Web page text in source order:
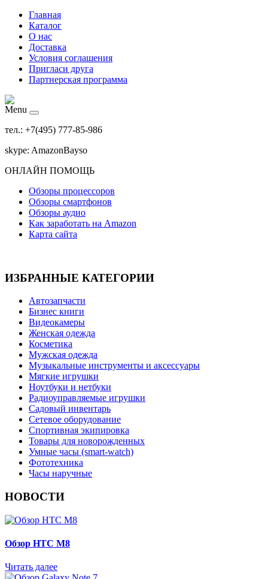
Главная
Каталог
О нас
Доставка
Условия соглашения
Пригласи друга
Партнерская программа
Menu
тел.: +7(495) 777-85-986
skype: AmazonBayso
ОНЛАЙН ПОМОЩЬ
Обзоры процессоров
Обзоры смартфонов
Обзоры аудио
Как заработать на Amazon
Карта сайта
ИЗБРАННЫЕ КАТЕГОРИИ
Автозапчасти
Бизнес книги
Видеокамеры
Женская одежда
Косметика
Мужская одежда
Музыкальные инструменты и аксессуары
Мягкие игрушки
Ноутбуки и нетбуки
Радиоуправляемые игрушки
Садовый инвентарь
Сетевое оборудование
Спортивная экипировка
Товары для новорожденных
Умные часы (smart-watch)
Фототехника
Часы наручные
НОВОСТИ
Обзор НТС М8
Читать далее